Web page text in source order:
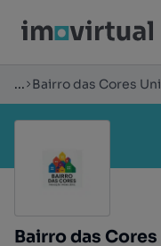
... Bairro das Cores
Bairro das Cores